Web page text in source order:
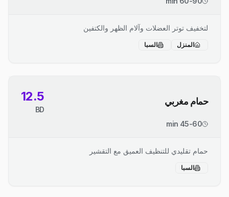
لتخفيف توتر العضلات وآلام الظهر والكتفين
المنزل السبا
حمام مغربي 12.5
BD
45-60 min
حمام تقليدي للتنظيف العميق مع التقشير
السبا